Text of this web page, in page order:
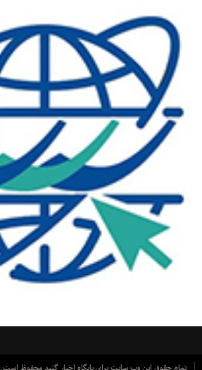
تمام حقوق این وب سایت برای پایگاه اخبار گنبد محفوظ است.